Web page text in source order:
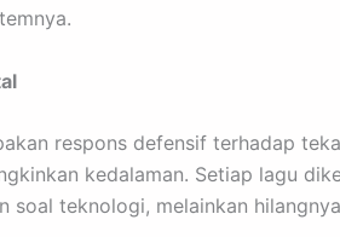
respons defensif terhadap
kedalaman. Setiap lagu
soal teknologi, melainkan